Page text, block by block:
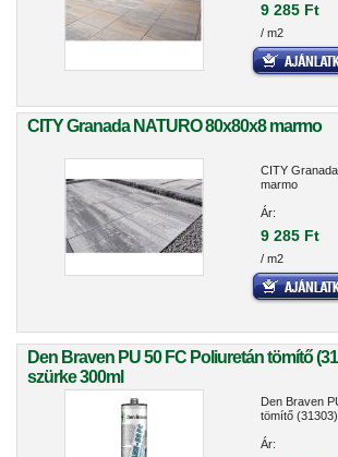
9 285 Ft
/ m2
CITY Granada NATURO 80x80x8 marmo
CITY
marmo
Ár:
9 285 Ft
/ m2
Den Braven PU 50 FC Poliuretán tömítő
szürke 300ml
Den Braven
tömítő
Ár: